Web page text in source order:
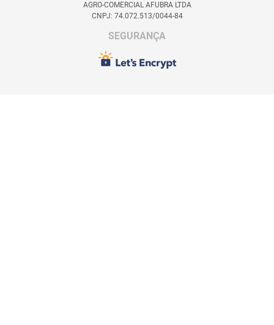
AGRO-COMERCIAL AFUBRA LTDA
CNPJ: 74.072.513/0044-84
SEGURANÇA